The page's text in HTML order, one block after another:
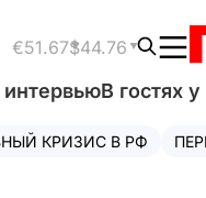
€51.67$44.76
В гостях
КРИЗИС В РФ